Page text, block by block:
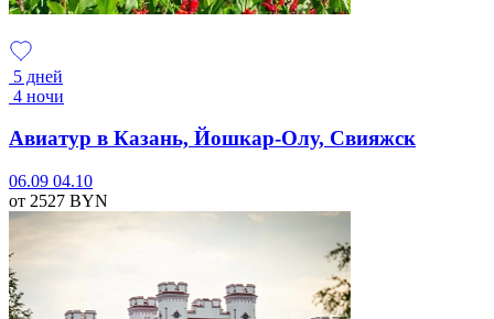
5 дней
4 ночи
Авиатур в Казань, Йошкар-Олу, Свияжск
06.09 04.10
от 2527 BYN